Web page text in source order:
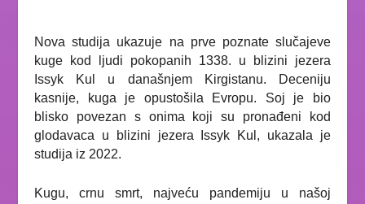
Nova studija ukazuje na prve poznate slučajeve
kuge kod ljudi pokopanih 1338. u blizini jezera
Issyk Kul u današnjem Kirgistanu. Deceniju
kasnije, kuga je opustošila Evropu. Soj je bio
blisko povezan s onima koji su pronađeni kod
glodavaca u blizini jezera Issyk Kul, ukazala je
studija iz 2022.
Kugu, crnu smrt, najveću pandemiju u našoj